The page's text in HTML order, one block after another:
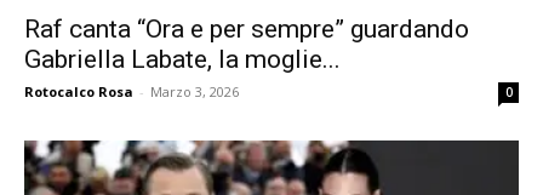
Raf canta “Ora e per sempre” guardando
Gabriella Labate, la moglie...
Rotocalco Rosa - Marzo 3, 2026 0